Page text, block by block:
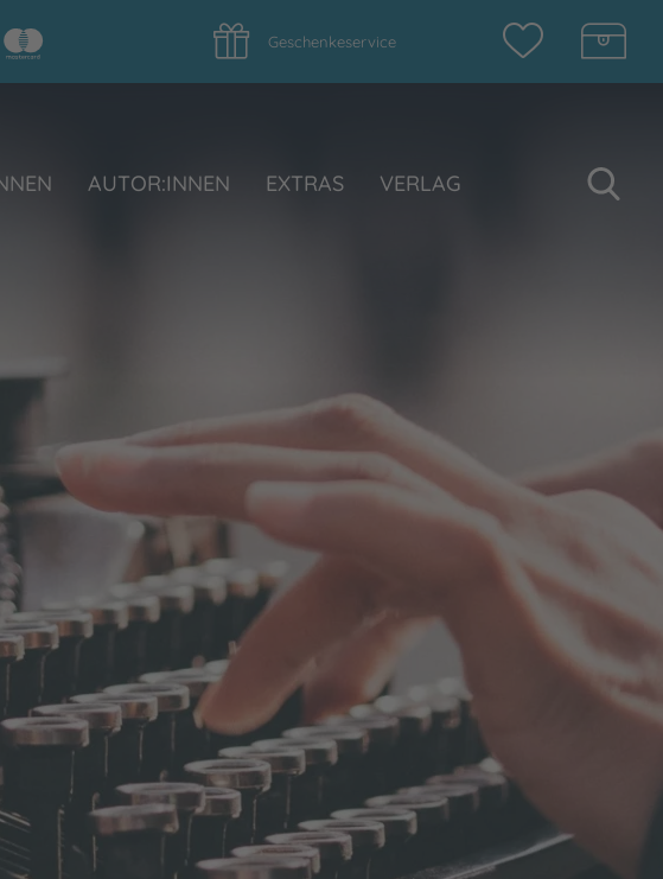
Geschenkeservice
AUTOR:INNEN EXTRAS VERLAG